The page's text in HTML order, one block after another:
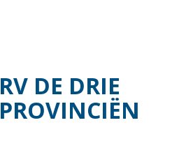
RV DE DRIE
PROVINCIËN